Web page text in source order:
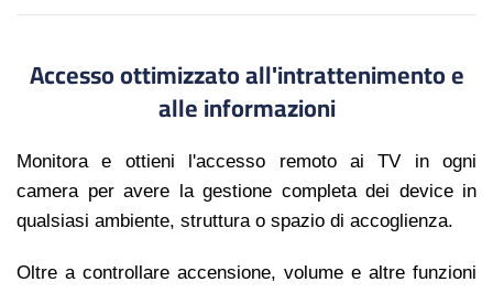
Accesso ottimizzato all'intrattenimento e
alle informazioni
Monitora e ottieni l'accesso remoto ai TV in ogni
camera per avere la gestione completa dei device in
qualsiasi ambiente, struttura o spazio di accoglienza.
Oltre a controllare accensione, volume e altre funzioni